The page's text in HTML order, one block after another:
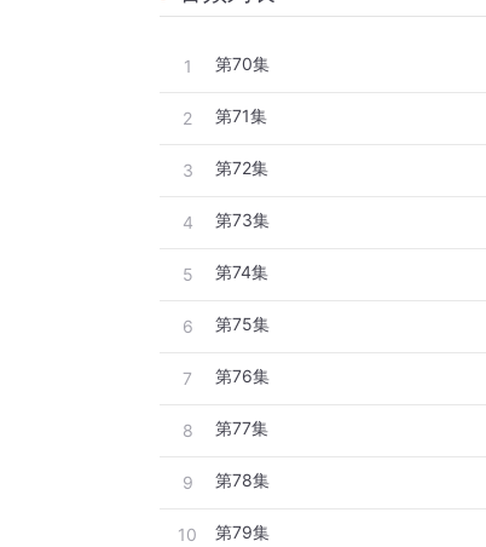
1 第70集
2 第71集
3 第72集
4 第73集
5 第74集
6 第75集
7 第76集
8 第77集
9 第78集
10 第79集